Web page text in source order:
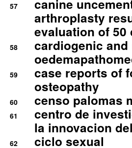
57
canine
arthroplasty
evaluation of
58
cardiogenic
59
case reports of
osteopathy
60 censo palomas
61
centro de
la innovacion
62 ciclo sexual